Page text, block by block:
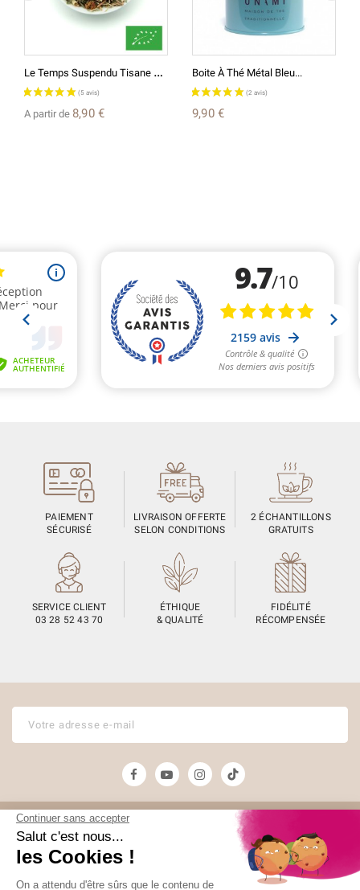
L
E Temps Suspendu Tisane BIO*
A partir de 8,90 €
Boite À Thé Métal Bleu...
9,90 €
PAIEMENT
SÉCURISÉ
LIVRAISON OFFERTE
SELON CONDITIONS
2 ÉCHANTILLONS
GRATUITS
SERVICE CLIENT
03 28 52 43 70
ÉTHIQUE
& QUALITÉ
FIDÉLITÉ
RÉCOMPENSÉE
Unami Commander
Livraison